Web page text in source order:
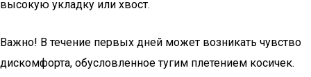
высокую укладку или хвост.
Важно! В течение первых дней может возникать чувство
дискомфорта, обусловленное тугим плетением косичек.